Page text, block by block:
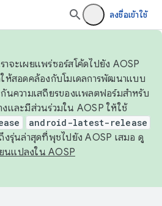
ลงชื่อเข้าใช้
จะเผยแพร่ซอร์สโค้ดไปยัง AOSP
ห้สอดคล้องกับโมเดลการพัฒนาแบบ
นความเสถียรของแพลตฟอร์มสำหรับ
งและมีส่วนร่วมใน AOSP ให้ใช้
android-latest-release
งรุ่นล่าสุดที่พุชไปยัง AOSP เสมอ ดู
นแปลงใน AOSP